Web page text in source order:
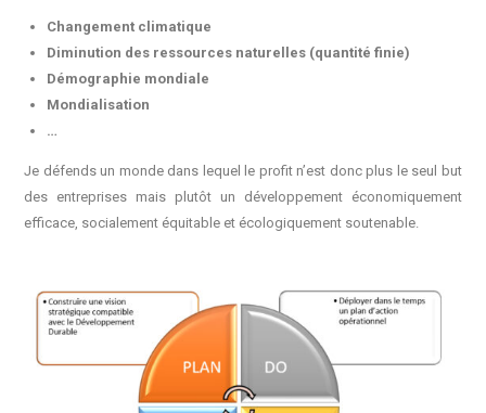
Changement climatique
Diminution des ressources naturelles (quantité finie)
Démographie mondiale
Mondialisation
…
Je défends un monde dans lequel le profit n’est donc plus le seul but
des entreprises mais plutôt un développement économiquement
efficace, socialement équitable et écologiquement soutenable.